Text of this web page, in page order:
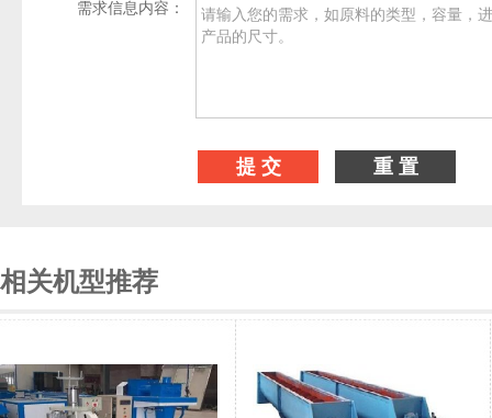
需求信息内容：
相关机型推荐